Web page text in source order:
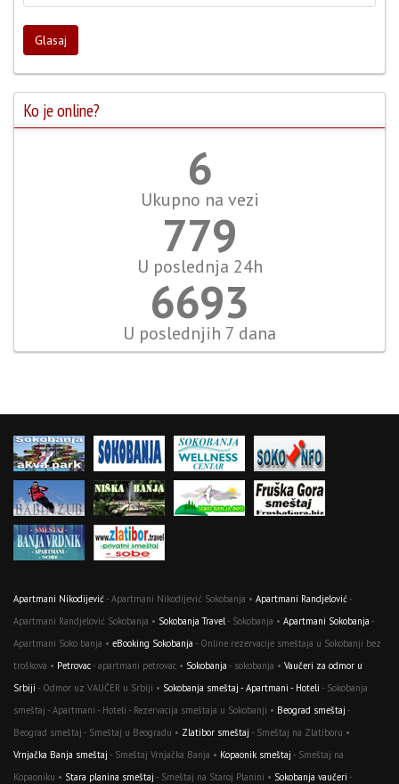
Glasaj
Ko je online?
7
Ukupno na vezi
866
U poslednja 24h
7437
U poslednjih 7 dana
Apartmani Nikodijević- Apartmani Nikodijević Sokobanja • Apartmani Randjelović-
Apartmani Randjelović Sokobanja • Sokobanja Travel- Sokobanja • Apartmani Sokobanja -
Apartmani Soko banja • eBooking Sokobanja - Online rezervacije smeštaja u Sokobanji bez
troškova • Petrovac- apartmani petrovac • Sokobanja - sokobanja • Vaučeri za odmor u
Srbiji - Odmor uz VAUČER u Srbiji • Sokobanja smeštaj - Apartmani - Hoteli - Sokobanja
smeštaj - Apartmani - Hoteli - Rezervacija smeštaja u Sokobanji • Beograd smeštaj -
Beograd smeštaj - Smeštaj u Beogradu • Zlatibor smeštaj - Smeštaj na Zlatiboru •
Vrnjačka Banja smeštaj - Smeštaj Vrnjačka Banja • Kopaonik smeštaj - Smeštaj na
Kopaoniku • Stara planina smeštaj - Smeštaj na Staroj Planini • Sokobanja vaučeri -